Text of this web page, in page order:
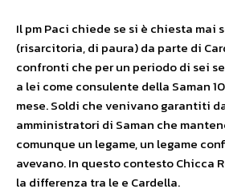
Il pm Paci chiede se si è chiesta mai
(risarcitoria, di paura) da parte di
confronti che per un periodo di sei
a lei come consulente della Saman
mese. Soldi che venivano garantiti
amministratori di Saman che
comunque un legame, un legame
avevano. In questo contesto Chicca
la differenza tra le e Cardella.